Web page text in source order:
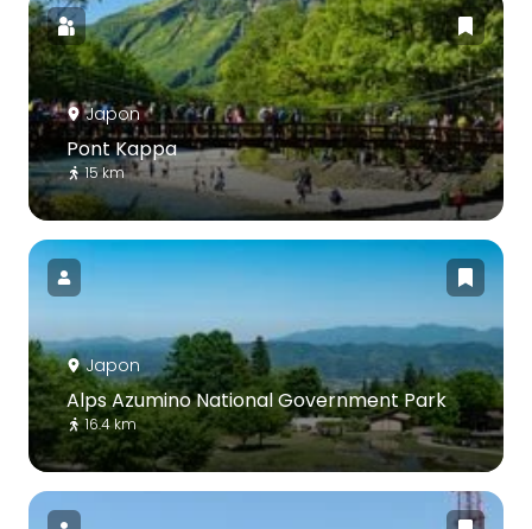
Japon
Pont Kappa
15 km
Japon
Alps Azumino National Government Park
16.4 km